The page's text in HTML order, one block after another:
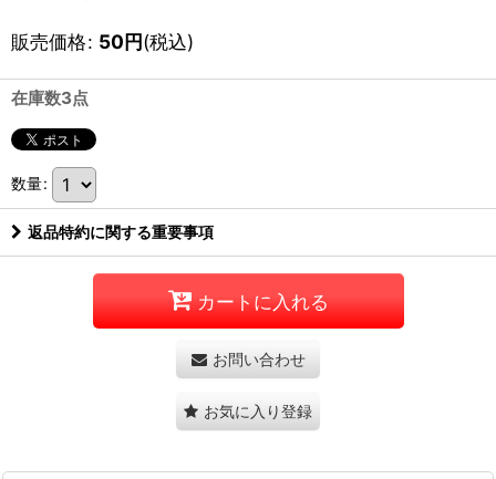
販売価格: 50円(税込)
在庫数3点
数量:
返品特約に関する重要事項
カートに入れる
お問い合わせ
お気に入り登録